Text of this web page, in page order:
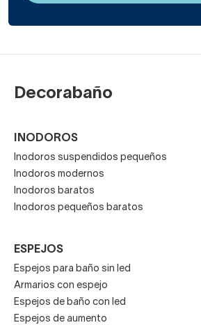
Decorabaño
INODOROS
Inodoros suspendidos pequeños
Inodoros modernos
Inodoros baratos
Inodoros pequeños baratos
ESPEJOS
Espejos para baño sin led
Armarios con espejo
Espejos de baño con led
Espejos de aumento